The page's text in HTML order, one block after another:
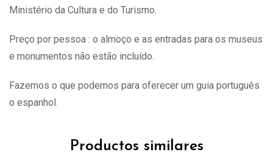
Ministério da Cultura e do Turismo.
Preço por pessoa : o almoço e as entradas para os museus
e monumentos não estão incluído.
Fazemos o que podemos para oferecer um guia português
o espanhol.
Productos similares